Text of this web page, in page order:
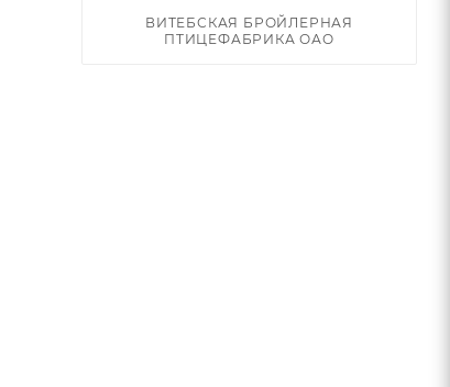
ВИТЕБСКАЯ БРОЙЛЕРНАЯ
ПТИЦЕФАБРИКА ОАО